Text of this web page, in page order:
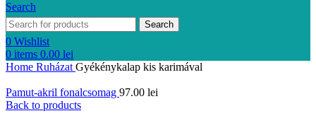
Search
Search
0 Wishlist
0 items 0.00 lei
Home Ruházat Gyékénykalap kis karimával
Pamut-akril fonalcsomag 97.00 lei
Back to products